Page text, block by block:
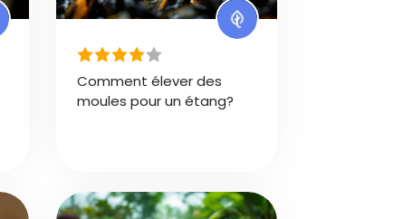
Comment élever des
moules pour un étang?